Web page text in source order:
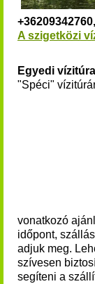
+36209342760,
A szigetközi
Egyedi vízitúra
"Spéci"
vonatkozó
időpont,
adjuk meg.
szívesen
segíteni a